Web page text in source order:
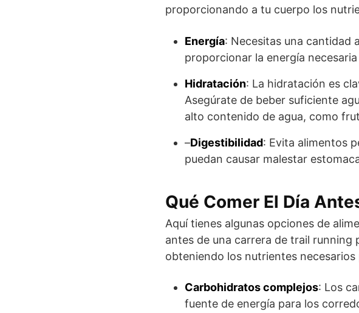
proporcionando a tu cuerpo los
Energía: Necesitas una cantidad
proporcionar la energía
Hidratación: La hidratación es
Asegúrate de beber suficiente
alto contenido de agua, como
–Digestibilidad: Evita alimentos
puedan causar malestar
Qué Comer El Día
Aquí tienes algunas opciones de
antes de una carrera de trail running
obteniendo los nutrientes
Carbohidratos complejos: Los
fuente de energía para los